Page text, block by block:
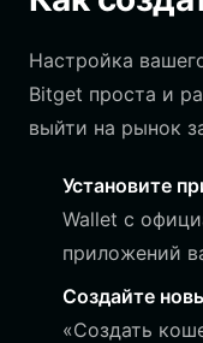
Настройка
Bitget проста и
выйти на рынок
Установите
Wallet с
приложений
Создайте
«Создать